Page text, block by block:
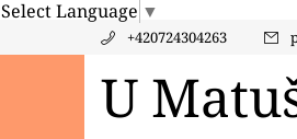
Select Language ▼
+420724304263
U